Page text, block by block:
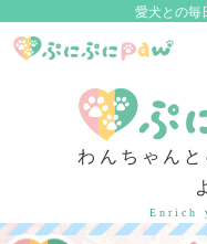
愛犬との毎
わんちゃん
Enrich